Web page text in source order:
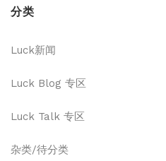
分类
Luck新闻
Luck Blog 专区
Luck Talk 专区
杂类/待分类